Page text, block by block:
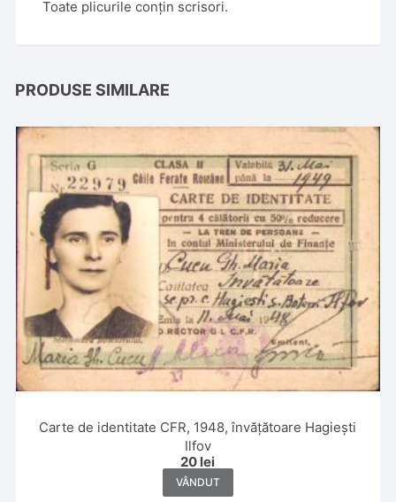
Toate plicurile conțin scrisori.
PRODUSE SIMILARE
Carte de identitate CFR, 1948, învățătoare Hagiești
Ilfov
20 lei
VÂNDUT